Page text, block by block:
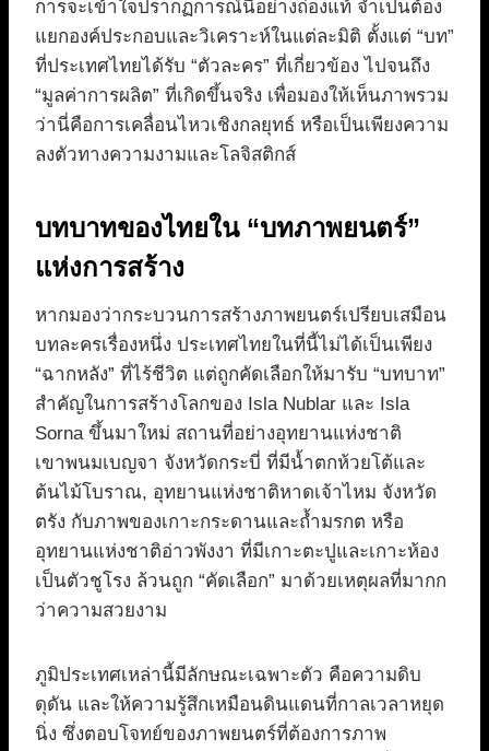
การจะเข้าใจปรากฏการณ์นี้อย่างถ่องแท้ จำเป็นต้อง
แยกองค์ประกอบและวิเคราะห์ในแต่ละมิติ ตั้งแต่ “บท”
ที่ประเทศไทยได้รับ “ตัวละคร” ที่เกี่ยวข้อง ไปจนถึง
“มูลค่าการผลิต” ที่เกิดขึ้นจริง เพื่อมองให้เห็นภาพรวม
ว่านี่คือการเคลื่อนไหวเชิงกลยุทธ์ หรือเป็นเพียงความ
ลงตัวทางความงามและโลจิสติกส์
บทบาทของไทยใน “บทภาพยนตร์”
แห่งการสร้าง
หากมองว่ากระบวนการสร้างภาพยนตร์เปรียบเสมือน
บทละครเรื่องหนึ่ง ประเทศไทยในที่นี้ไม่ได้เป็นเพียง
“ฉากหลัง” ที่ไร้ชีวิต แต่ถูกคัดเลือกให้มารับ “บทบาท”
สำคัญในการสร้างโลกของ Isla Nublar และ Isla
Sorna ขึ้นมาใหม่ สถานที่อย่างอุทยานแห่งชาติ
เขาพนมเบญจา จังหวัดกระบี่ ที่มีน้ำตกห้วยโต้และ
ต้นไม้โบราณ, อุทยานแห่งชาติหาดเจ้าไหม จังหวัด
ตรัง กับภาพของเกาะกระดานและถ้ำมรกต หรือ
อุทยานแห่งชาติอ่าวพังงา ที่มีเกาะตะปูและเกาะห้อง
เป็นตัวชูโรง ล้วนถูก “คัดเลือก” มาด้วยเหตุผลที่มากก
ว่าความสวยงาม
ภูมิประเทศเหล่านี้มีลักษณะเฉพาะตัว คือความดิบ
ดุดัน และให้ความรู้สึกเหมือนดินแดนที่กาลเวลาหยุด
นิ่ง ซึ่งตอบโจทย์ของภาพยนตร์ที่ต้องการภาพ